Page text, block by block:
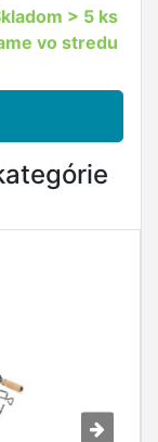
> 5 ks
vo stredu